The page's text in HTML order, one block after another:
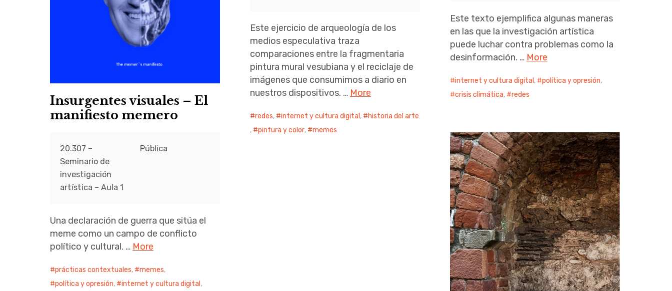
Este ejercicio de arqueología de los
medios especulativa traza
comparaciones entre la fragmentaria
pintura mural vesubiana y el reciclaje de
imágenes que consumimos a diario en
nuestros dispositivos. … More
redes, internet y cultura digital ,
historia del arte
,
pintura y color, memes
Este texto ejemplifica algunas maneras
en las que la investigación artística
puede luchar contra problemas como la
desinformación. … More
internet y cultura digital , política y opresión,
crisis climática, redes
Insurgentes visuales – El
manifiesto memero
20.307 –
Seminario de
investigación
artística – Aula 1
Pública
Una declaración de guerra que sitúa el
meme como un campo de conflicto
político y cultural. … More
prácticas contextuales, memes,
política y opresión, internet y cultura digital ,